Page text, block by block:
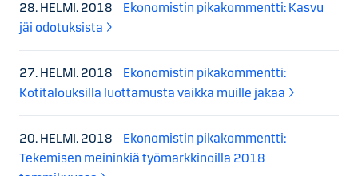
28. HELMI. 2018
Ekonomistin pikakommentti: Kasvu
jäi odotuksista
27. HELMI. 2018
Ekonomistin pikakommentti:
Kotitalouksilla luottamusta vaikka muille jakaa
20. HELMI. 2018
Ekonomistin pikakommentti:
Tekemisen meininkiä työmarkkinoilla 2018